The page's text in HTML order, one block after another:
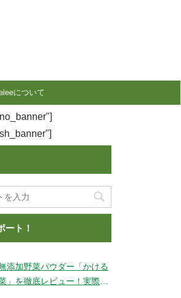
について
ート！
添加野菜パウダー「かける
」を徹底レビュー！実際に